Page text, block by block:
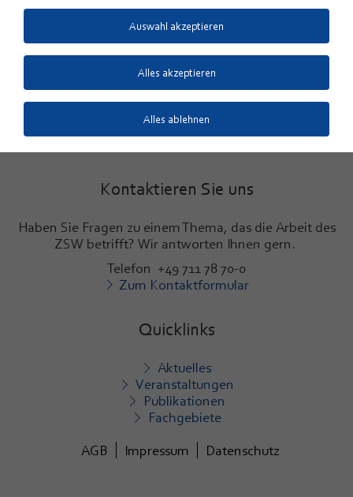
Abnahmetests an einer Wasserstofftankstelle mit dem ZSW Fueling
Station Test Module.
Kontaktieren Sie uns
Haben Sie Fragen zu einem Thema, das die Arbeit des
ZSW betrifft? Wir antworten Ihnen gern.
Telefon +49 711 78 70-0
Zum Kontaktformular
Quicklinks
Aktuelles
Veranstaltungen
Publikationen
Fachgebiete
AGB
Impressum Datenschutz
Auswahl akzeptieren
Alles akzeptieren
Alles ablehnen